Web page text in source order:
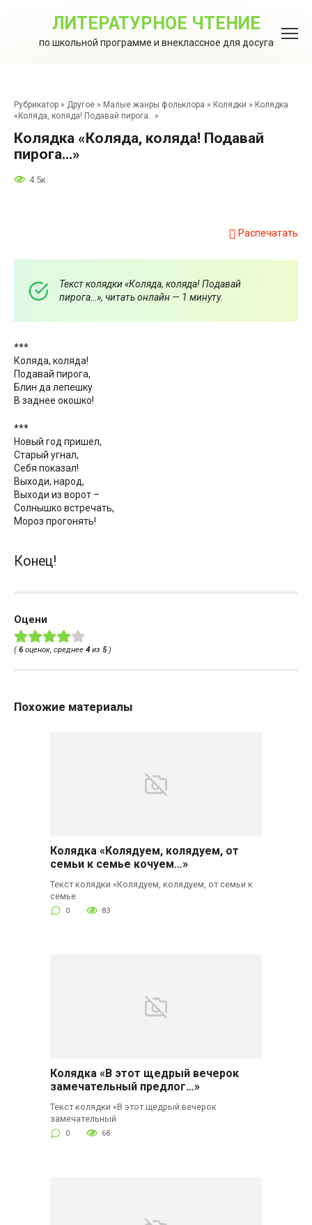
ЛИТЕРАТУРНОЕ ЧТЕНИЕ
по школьной программе и внеклассное для досуга
Рубрикатор » Другое » Малые жанры фольклора » Колядки » Колядка
«Коляда, коляда! Подавай пирога…»
Колядка «Коляда, коляда! Подавай
пирога…»
4.5к.
Распечатать
Текст колядки «Коляда, коляда! Подавай
пирога…», читать онлайн — 1 минуту.
***
Коляда, коляда!
Подавай пирога,
Блин да лепешку
В заднее окошко!
***
Новый год пришел,
Старый угнал,
Себя показал!
Выходи, народ,
Выходи из ворот –
Солнышко встречать,
Мороз прогонять!
Конец!
Оцени
(6 оценок, среднее 4 из 5)
Похожие материалы
Колядка «Колядуем, колядуем, от
семьи к семье кочуем…»
Текст колядки «Колядуем, колядуем, от семьи к
семье
0 83
Колядка «В этот щедрый вечерок
замечательный предлог…»
Текст колядки «В этот щедрый вечерок
замечательный
0 68